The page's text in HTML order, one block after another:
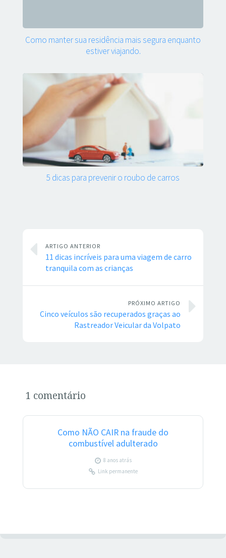
Como manter sua residência mais segura enquanto
estiver viajando.
5 dicas para prevenir o roubo de carros
ARTIGO ANTERIOR
11 dicas incríveis para uma viagem de carro
tranquila com as crianças
PRÓXIMO ARTIGO
Cinco veículos são recuperados graças ao
Rastreador Veicular da Volpato
1 comentário
Como NÃO CAIR na fraude do
combustível adulterado
8 anos atrás
Link permanente